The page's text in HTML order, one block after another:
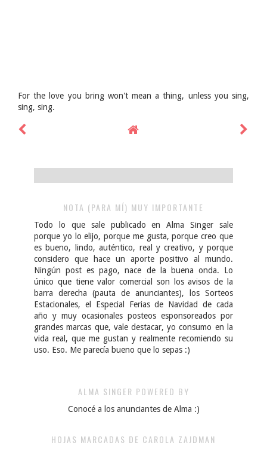
For the love you bring won't mean a thing, unless you sing,
sing, sing.
NOTA (PARA MÍ) MUY IMPORTANTE
Todo lo que sale publicado en Alma Singer sale
porque yo lo elijo, porque me gusta, porque creo que
es bueno, lindo, auténtico, real y creativo, y porque
considero que hace un aporte positivo al mundo.
Ningún post es pago, nace de la buena onda. Lo
único que tiene valor comercial son los avisos de la
barra derecha (pauta de anunciantes), los Sorteos
Estacionales, el Especial Ferias de Navidad de cada
año y muy ocasionales posteos esponsoreados por
grandes marcas que, vale destacar, yo consumo en la
vida real, que me gustan y realmente recomiendo su
uso. Eso. Me parecía bueno que lo sepas :)
ALMA SINGER POWERED BY
Conocé a los anunciantes de Alma :)
HOJAS MARCADAS DE CAROLA ZAJDMAN